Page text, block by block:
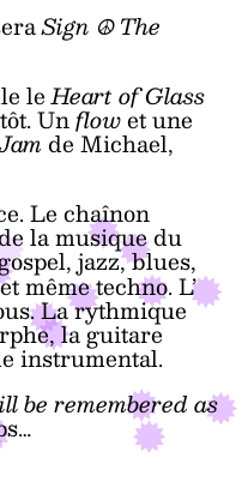
Sign ☮The
leHeart of Glass
Unflowet une
Jamde Michael,
Le chaînon
la musique du
jazz, blues,
même techno. L’
La rythmique
la guitare
instrumental.
be remembered as